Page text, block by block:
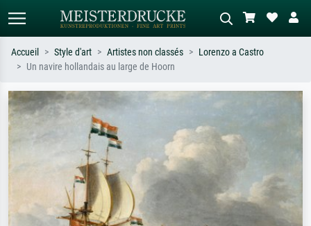
Recherchez par artiste, titre ou style –
ex. Monet, Nuit étoilée,
impressionnisme, vague de Hokusai,
Décrivez la scène – ex. prairie verte,
abstrait avec beaucoup de rouge,
tableau sombre, nu debout près d'un
arbre.
Accueil Style d'art Artistes non classés
Lorenzo a Castro
Un navire hollandais au large de Hoorn